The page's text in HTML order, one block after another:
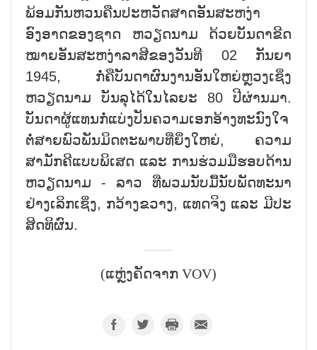
ພ້ອມກັນຫວນຄືນປະຫວັດສາດອັນສະຫງ່າ
ອົງອາດຂອງຊາດ ຫວຽດນາມ ດ້ວຍບັນດາຂີດ
ໝາຍອັນສະຫງ່າລາສີຂອງວັນທີ 02 ກັນຍາ
1945, ກໍ່ຄືບັນດາຜົນງານອັນໃຫຍ່ຫຼວງເຊິ່ງ
ຫວຽດນາມ ບັນລຸໄດ້ໃນໄລຍະ 80 ປີຜ່ານມາ.
ບັນດາຜູ້ແທນກໍ່ແບ່ງປັນຄວາມເອກອ້າງທະນົງໃຈ
ຕໍ່ສາຍພົວພັນມິດຕະພາບທີ່ຍິ່ງໃຫຍ່, ຄວາມ
ສາມັກຄີແບບພິເສດ ແລະ ການຮ່ວມມືຮອບດ້ານ
ຫວຽດນາມ - ລາວ ທີ່ພວມນັບມື້ນັບພັດທະນາ
ຢ່າງເລິກເຊິ່ງ, ກວ້າງຂວາງ, ແທດຈິງ ແລະ ມີປະ
ສິດທິຜົນ.
(ແຫຼ່ງຄັດຈາກ VOV)